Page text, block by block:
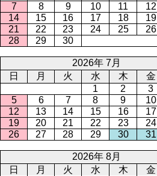
7
8 9 10 11 12
14
15 16 17 18 19
21
22 23 24 25 26
28
29 30
2026年 7月
日
月 火 水 木 金
1
2 3
5
6 7 8 9 10
12
13 14 15 16 17
19
20 21 22 23 24
26
27 28 29 30 31
2026年 8月
日
月 火 水 木 金